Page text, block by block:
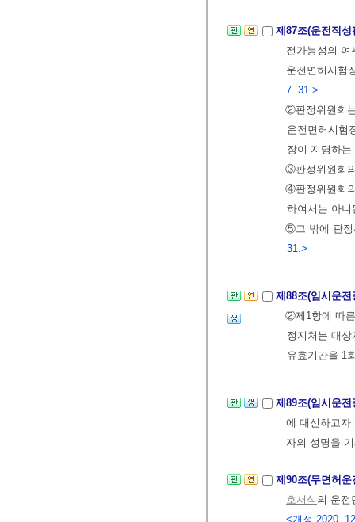
제87조(운전적
전가능성의
운전면허시험
7. 31.>
②판정위원회
운전면허시험
장이 지명하
③판정위원회
④판정위원회
하여서는 아니
⑤그 밖에 판정
31.>
제88조(임시운
②제1항에 따
정지처분 대
유효기간을 1
제89조(임시운
에 대신하고자
자의 성명을
제90조(무면허
호서식 의 운전
<개정 2020.